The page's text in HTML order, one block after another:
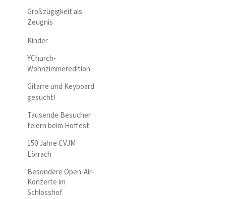
Großzügigkeit als
Zeugnis
Kinder
YChurch-
Wohnzimmeredition
Gitarre und Keyboard
gesucht!
Tausende Besucher
feiern beim Hoffest
150 Jahre CVJM
Lörrach
Besondere Open-Air-
Konzerte im
Schlosshof